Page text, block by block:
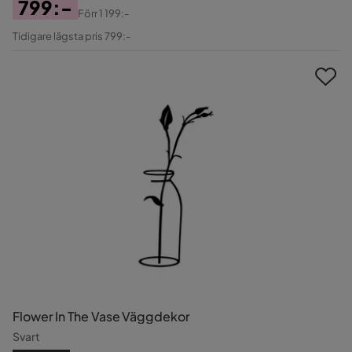
Pris
799:-
Original
Förr1 199:-
Tidigare lägsta pris 799:-
Flower In The Vase Väggdekor
Svart